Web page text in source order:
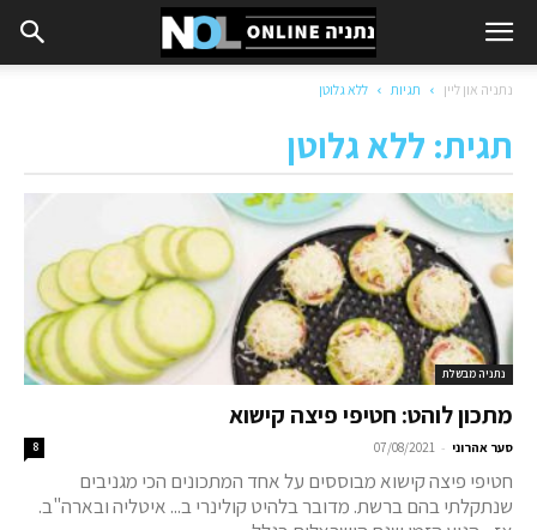
נתניה און ליין תגיות ללא גלוטן
תגית: ללא גלוטן
נתניה מבשלת
מתכון לוהט: חטיפי פיצה קישוא
סער אהרוני -
07/08/2021
8
חטיפי פיצה קישוא מבוססים על אחד המתכונים הכי מגניבים
שנתקלתי בהם ברשת. מדובר בלהיט קולינרי ב... איטליה ובארה"ב.